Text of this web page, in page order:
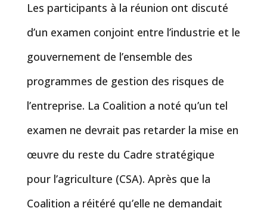
Les participants à la réunion ont discuté
d’un examen conjoint entre l’industrie et le
gouvernement de l’ensemble des
programmes de gestion des risques de
l’entreprise. La Coalition a noté qu’un tel
examen ne devrait pas retarder la mise en
œuvre du reste du Cadre stratégique
pour l’agriculture (CSA). Après que la
Coalition a réitéré qu’elle ne demandait